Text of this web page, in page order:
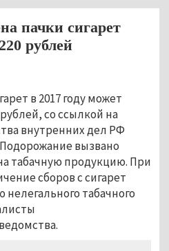
пачки сигарет
рублей
в 2017 году может
со ссылкой на
внутренних дел РФ
вызвано
табачную продукцию. При
сборов с сигарет
табачного